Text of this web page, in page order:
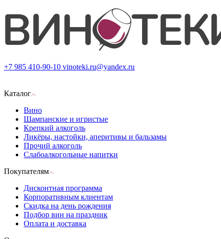
+7 985 410-90-10 vinoteki.ru@yandex.ru
Каталог
Вино
Шампанские и игристые
Крепкий алкоголь
Ликёры, настойки, аперитивы и бальзамы
Прочий алкоголь
Слабоалкогольные напитки
Покупателям
Дисконтная программа
Корпоративным клиентам
Скидка на день рождения
Подбор вин на праздник
Оплата и доставка